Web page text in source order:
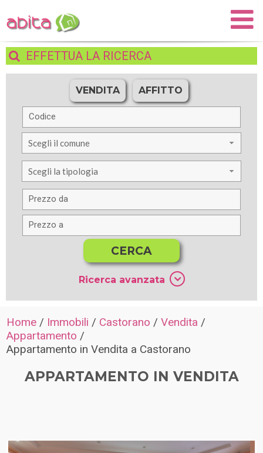
EFFETTUA LA RICERCA
VENDITA AFFITTO
Scegli il comune
Scegli la tipologia
Ricerca avanzata
Home / Immobili / Castorano /Vendita /
Appartamento /
Appartamento in Vendita a Castorano
APPARTAMENTO IN VENDITA